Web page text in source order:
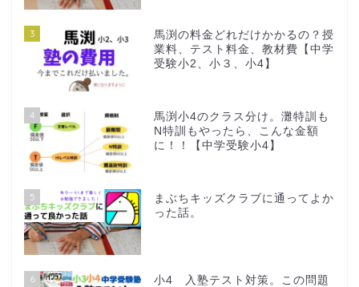
3
馬渕の料金どれだけかかるの？授
業料、テスト料金、教材費【中学
受験小2、小３、小4】
4
馬渕小4のクラス分け。灘特訓も
N特訓もやったら、こんな金額
に！！【中学受験小4】
5
まぶちキッズクラブに通ってよか
った話。
6
小4 入塾テスト対策。この問題